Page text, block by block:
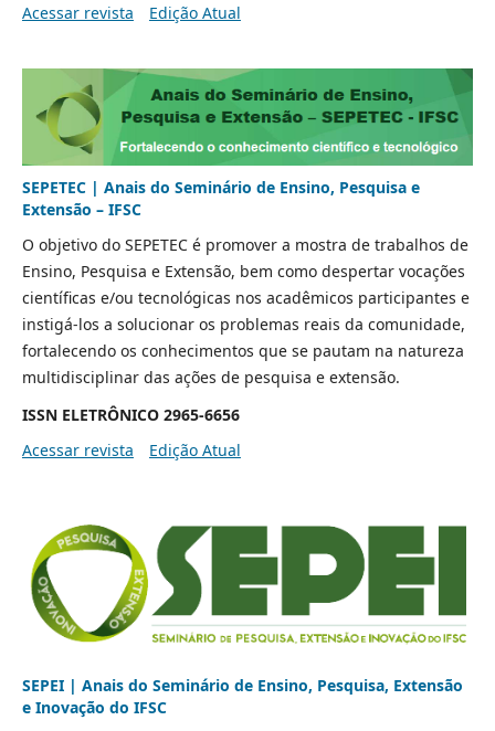
Acessar revista
Edição Atual
SEPETEC | Anais do Seminário de Ensino, Pesquisa e
Extensão – IFSC
O objetivo do SEPETEC é promover a mostra de trabalhos de
Ensino, Pesquisa e Extensão, bem como despertar vocações
científicas e/ou tecnológicas nos acadêmicos participantes e
instigá-los a solucionar os problemas reais da comunidade,
fortalecendo os conhecimentos que se pautam na natureza
multidisciplinar das ações de pesquisa e extensão.
ISSN ELETRÔNICO 2965-6656
Acessar revista
Edição Atual
SEPEI | Anais do Seminário de Ensino, Pesquisa, Extensão
e Inovação do IFSC